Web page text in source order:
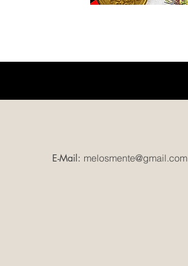
E-Mail: melosmente@gmail.com